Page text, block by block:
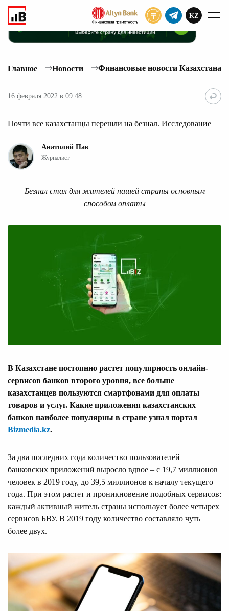
KZ
Главное Новости Финансовые новости Казахстана
16 февраля 2022 в 09:48
Почти все казахстанцы перешли на безнал. Исследование
Анатолий Пак
Журналист
Безнал стал для жителей нашей страны основным
способом оплаты
В Казахстане постоянно растет популярность онлайн-
сервисов банков второго уровня, все больше
казахстанцев пользуются смартфонами для оплаты
товаров и услуг. Какие приложения казахстанских
банков наиболее популярны в стране узнал портал
Bizmedia.kz.
За два последних года количество пользователей
банковских приложений выросло вдвое – с 19,7 миллионов
человек в 2019 году, до 39,5 миллионов к началу текущего
года. При этом растет и проникновение подобных сервисов:
каждый активный житель страны использует более четырех
сервисов БВУ. В 2019 году количество составляло чуть
более двух.